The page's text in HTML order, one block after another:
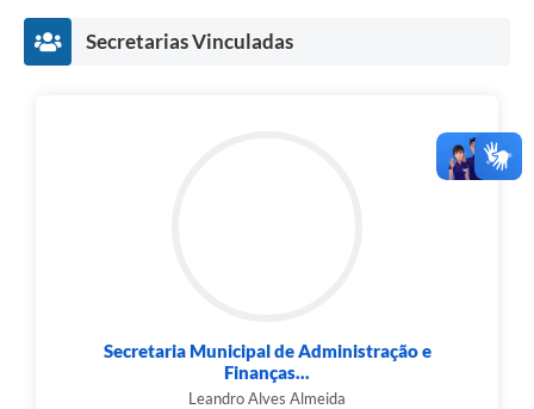
Secretarias Vinculadas
Secretaria Municipal de Administração e
Finanças...
Leandro Alves Almeida